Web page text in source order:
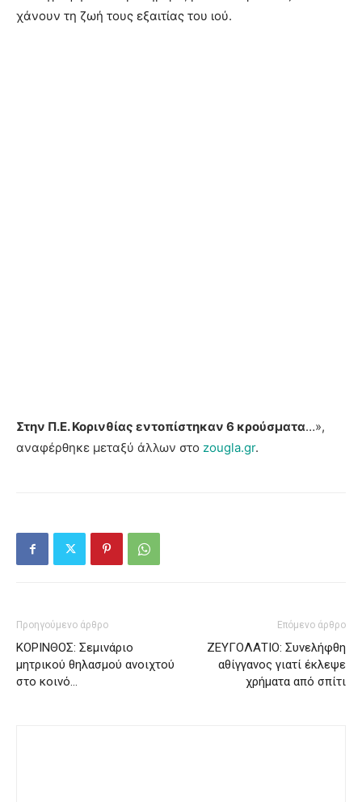
χάνουν τη ζωή τους εξαιτίας του ιού.
Στην Π.Ε. Κορινθίας εντοπίστηκαν 6 κρούσματα…»,
αναφέρθηκε μεταξύ άλλων στο zougla.gr.
Προηγούμενο άρθρο
ΚΟΡΙΝΘΟΣ: Σεμινάριο
μητρικού θηλασμού ανοιχτού
στο κοινό…
Επόμενο άρθρο
ΖΕΥΓΟΛΑΤΙΟ: Συνελήφθη
αθίγγανος γιατί έκλεψε
χρήματα από σπίτι